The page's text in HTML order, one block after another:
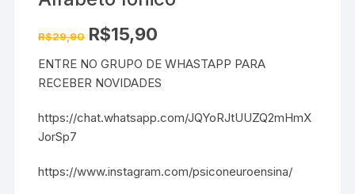
R$29,90 O
preço
era:
R$29,90.
R$15,90
é:
R$15,90.
ENTRE NO GRUPO DE WHASTAPP PARA
RECEBER NOVIDADES
https://chat.whatsapp.com/JQYoRJtUUZQ2mHmX
JorSp7
https://www.instagram.com/psiconeuroensina/